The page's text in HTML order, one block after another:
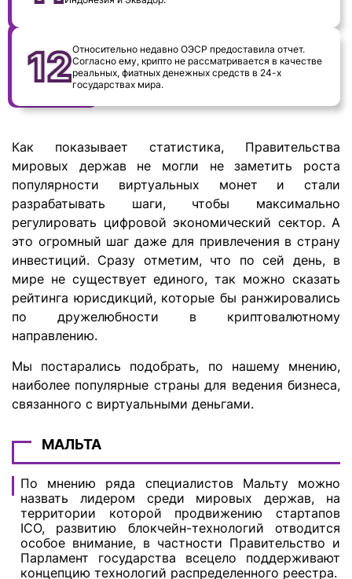
Относительно недавно ОЭСР предоставила отчет.
Согласно ему, крипто не рассматривается в качестве
реальных, фиатных денежных средств в 24-х
государствах мира.
Как показывает статистика, Правительства
мировых держав не могли не заметить роста
популярности виртуальных монет и стали
разрабатывать шаги, чтобы максимально
регулировать цифровой экономический сектор. А
это огромный шаг даже для привлечения в страну
инвестиций. Сразу отметим, что по сей день, в
мире не существует единого, так можно сказать
рейтинга юрисдикций, которые бы ранжировались
по дружелюбности в криптовалютному
направлению.
Мы постарались подобрать, по нашему мнению,
наиболее популярные страны для ведения бизнеса,
связанного с виртуальными деньгами.
МАЛЬТА
По мнению ряда специалистов Мальту можно
назвать лидером среди мировых держав, на
территории которой продвижению стартапов
ICO, развитию блокчейн-технологий отводится
особое внимание, в частности Правительство и
Парламент государства всецело поддерживают
концепцию технологий распределенного реестра.